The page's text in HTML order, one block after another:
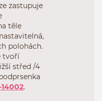
zastupuje
těle
polohách.
tvoří
střed /4
14002.